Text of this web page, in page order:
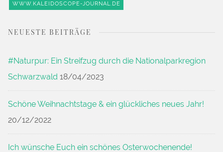
WWW.KALEIDOSCOPE-JOURNAL.DE
NEUESTE BEITRÄGE
#Naturpur: Ein Streifzug durch die Nationalparkregion
Schwarzwald 18/04/2023
Schöne Weihnachtstage & ein glückliches neues Jahr!
20/12/2022
Ich wünsche Euch ein schönes Osterwochenende!